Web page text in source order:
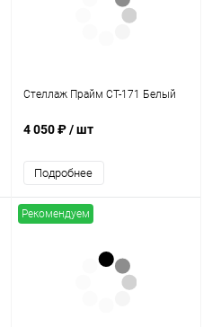
Стеллаж Прайм СТ-171 Белый
4 050 ₽/ шт
Подробнее
Рекомендуем